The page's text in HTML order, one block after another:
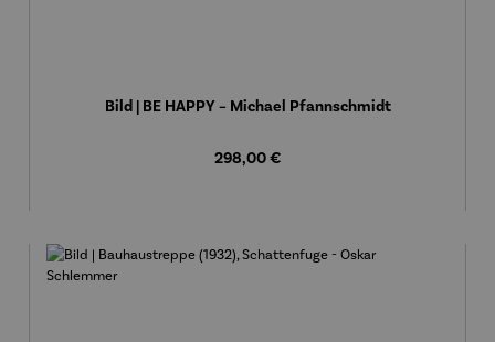
Bild | BE HAPPY – Michael Pfannschmidt
Regulärer Preis:
298,00 €